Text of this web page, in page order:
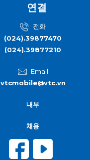
연결
전화
(024).39877470
(024).39877210
Email
vtcmobile@vtc.vn
내부
채용